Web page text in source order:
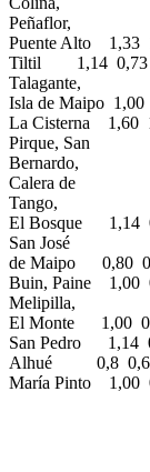
Peñaflor,
Puente Alto 1,33
Tiltil 1,14 0,73
Talagante,
Isla de Maipo
La Cisterna 1,60
Pirque, San
Bernardo,
Calera de
Tango,
El Bosque 1,14
San José
de Maipo 0,80
Buin, Paine 1,00
Melipilla,
El Monte 1,00
San Pedro 1,14
Alhué 0,8 0,62
María Pinto 1,00